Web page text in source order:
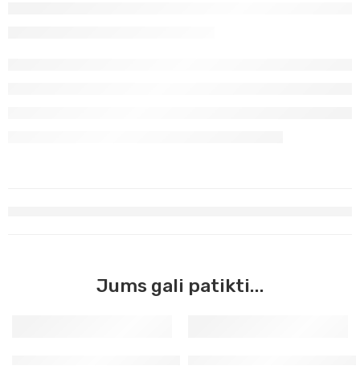
Jums gali patikti...